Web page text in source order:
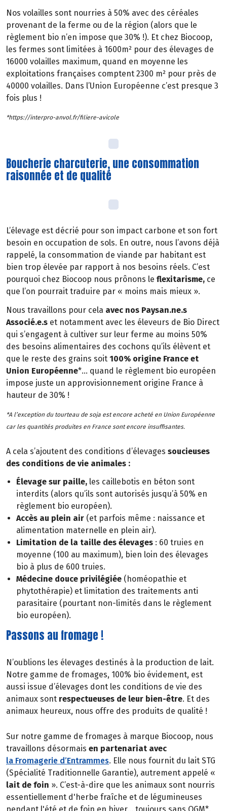
Nos volailles sont nourries à 50% avec des céréales
provenant de la ferme ou de la région (alors que le
règlement bio n’en impose que 30% !). Et chez Biocoop,
les fermes sont limitées à 1600m² pour des élevages de
16000 volailles maximum, quand en moyenne les
exploitations françaises comptent 2300 m² pour près de
40000 volailles. Dans l’Union Européenne c’est presque 3
fois plus !
*https://interpro-anvol.fr/filiere-avicole
Boucherie charcuterie, une consommation
raisonnée et de qualité
L’élevage est décrié pour son impact carbone et son fort
besoin en occupation de sols. En outre, nous l’avons déjà
rappelé, la consommation de viande par habitant est
bien trop élevée par rapport à nos besoins réels. C’est
pourquoi chez Biocoop nous prônons le flexitarisme, ce
que l’on pourrait traduire par « moins mais mieux ».
Nous travaillons pour cela avec nos Paysan.ne.s
Associé.e.s et notamment avec les éleveurs de Bio Direct
qui s’engagent à cultiver sur leur ferme au moins 50%
des besoins alimentaires des cochons qu’ils élèvent et
que le reste des grains soit 100% origine France et
Union Européenne*… quand le règlement bio européen
impose juste un approvisionnement origine France à
hauteur de 30% !
*A l’exception du tourteau de soja est encore acheté en Union Européenne
car les quantités produites en France sont encore insuffisantes.
A cela s’ajoutent des conditions d’élevages soucieuses
des conditions de vie animales :
Élevage sur paille, les caillebotis en béton sont
interdits (alors qu’ils sont autorisés jusqu’à 50% en
règlement bio européen).
Accès au plein air (et parfois même : naissance et
alimentation maternelle en plein air).
Limitation de la taille des élevages : 60 truies en
moyenne (100 au maximum), bien loin des élevages
bio à plus de 600 truies.
Médecine douce privilégiée (homéopathie et
phytothérapie) et limitation des traitements anti
parasitaire (pourtant non-limités dans le règlement
bio européen).
Passons au fromage !
N’oublions les élevages destinés à la production de lait.
Notre gamme de fromages, 100% bio évidement, est
aussi issue d’élevages dont les conditions de vie des
animaux sont respectueuses de leur bien-être. Et des
animaux heureux, nous offre des produits de qualité !
Sur notre gamme de fromages à marque Biocoop, nous
travaillons désormais en partenariat avec
la Fromagerie d’Entrammes. Elle nous fournit du lait STG
(Spécialité Traditionnelle Garantie), autrement appelé «
lait de foin ». C’est-à-dire que les animaux sont nourris
essentiellement d'herbe fraîche et de légumineuses